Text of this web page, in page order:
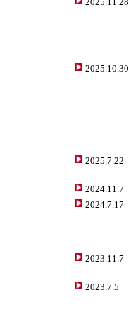
2025.10.30
2025.7.22
2024.11.7
2024.7.17
2023.11.7
2023.7.5